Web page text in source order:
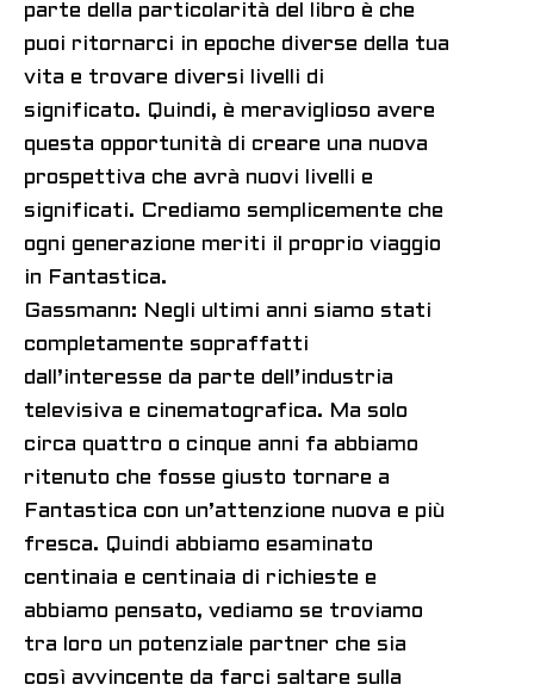
parte della particolarità del libro è che
puoi ritornarci in epoche diverse della tua
vita e trovare diversi livelli di
significato. Quindi, è meraviglioso avere
questa opportunità di creare una nuova
prospettiva che avrà nuovi livelli e
significati. Crediamo semplicemente che
ogni generazione meriti il ​​proprio viaggio
in Fantastica.
Gassmann: Negli ultimi anni siamo stati
completamente sopraffatti
dall’interesse da parte dell’industria
televisiva e cinematografica. Ma solo
circa quattro o cinque anni fa abbiamo
ritenuto che fosse giusto tornare a
Fantastica con un’attenzione nuova e più
fresca. Quindi abbiamo esaminato
centinaia e centinaia di richieste e
abbiamo pensato, vediamo se troviamo
tra loro un potenziale partner che sia
così avvincente da farci saltare sulla